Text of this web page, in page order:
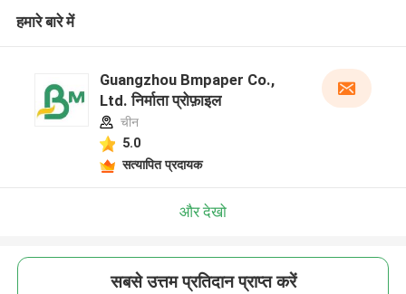
हमारे बारे में
Guangzhou Bmpaper Co.,
Ltd. निर्माता प्रोफ़ाइल
चीन
5.0
सत्यापित प्रदायक
और देखो
सबसे उत्तम प्रतिदान प्राप्त करें